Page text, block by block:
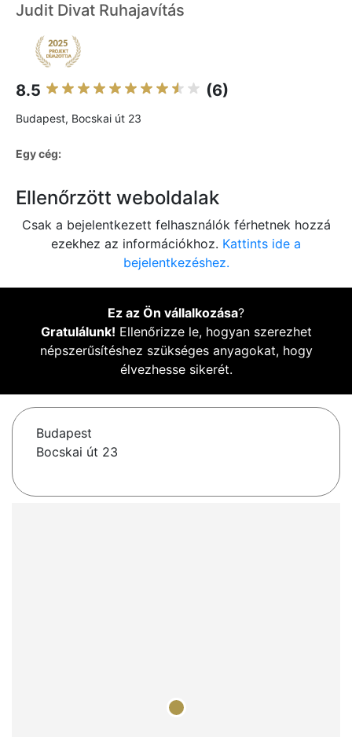
Judit Divat Ruhajavítás
8.5 (6)
Budapest, Bocskai út 23
Egy cég:
Ellenőrzött weboldalak
Csak a bejelentkezett felhasználók férhetnek hozzá
ezekhez az információkhoz. Kattints ide a
bejelentkezéshez.
Ez az Ön vállalkozása?
Gratulálunk! Ellenőrizze le, hogyan szerezhet
népszerűsítéshez szükséges anyagokat, hogy
élvezhesse sikerét.
Budapest
Bocskai út 23